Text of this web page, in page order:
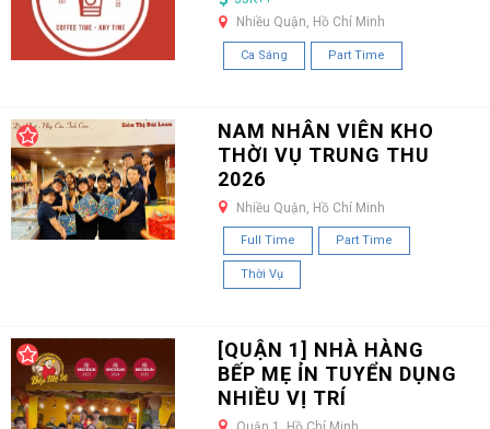
Nhiều Quận, Hồ Chí Minh
Ca Sáng Part Time
NAM NHÂN VIÊN KHO
THỜI VỤ TRUNG THU
2026
Nhiều Quận, Hồ Chí Minh
Full Time Part Time
Thời Vụ
[QUẬN 1] NHÀ HÀNG
BẾP MẸ ỈN TUYỂN DỤNG
NHIỀU VỊ TRÍ